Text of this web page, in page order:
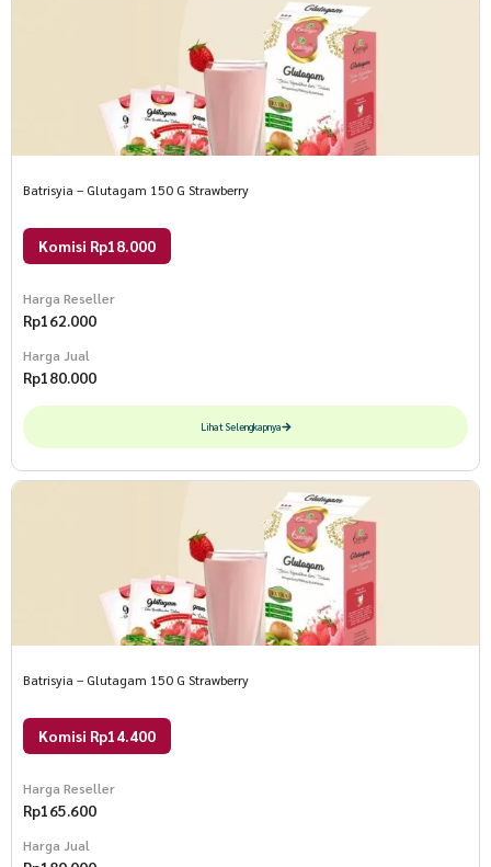
Batrisyia – Glutagam 150 G Strawberry
Komisi Rp18.000
Harga Reseller
Rp162.000
Harga Jual
Rp180.000
Lihat Selengkapnya
Batrisyia – Glutagam 150 G Strawberry
Komisi Rp14.400
Harga Reseller
Rp165.600
Harga Jual